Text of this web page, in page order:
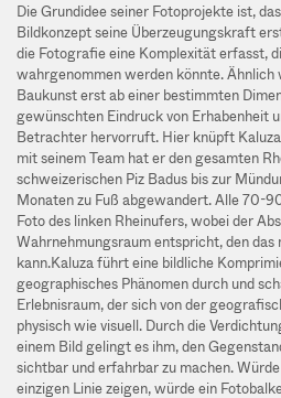
Die Grundidee seiner Fotoprojekte ist,
Bildkonzept seine Überzeugungskraft
die Fotografie eine Komplexität erfasst,
wahrgenommen werden könnte. Ähnlich
Baukunst erst ab einer bestimmten
gewünschten Eindruck von Erhabenheit
Betrachter hervorruft. Hier knüpft
mit seinem Team hat er den gesamten
schweizerischen Piz Badus bis zur
Monaten zu Fuß abgewandert. Alle 70-
Foto des linken Rheinufers, wobei der
Wahrnehmungsraum entspricht, den
kann.Kaluza führt eine bildliche
geographisches Phänomen durch und
Erlebnisraum, der sich von der
physisch wie visuell. Durch die
einem Bild gelingt es ihm, den
sichtbar und erfahrbar zu machen.
einzigen Linie zeigen, würde ein